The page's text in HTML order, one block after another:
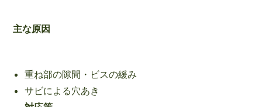
主な原因
重ね部の隙間・ビスの緩み
サビによる穴あき